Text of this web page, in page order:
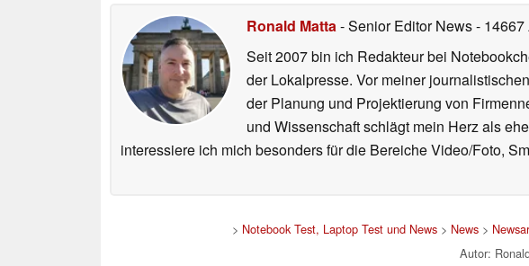
Ronald Matta- Senior Editor News-
Seit 2007 bin ich Redakteur bei
der Lokalpresse. Vor meiner
der Planung und Projektierung von
und Wissenschaft schlägt mein Herz als
interessiere ich mich besonders für die Bereiche Video/Foto,
> Notebook Test, Laptop Test und News > News >
Autor: